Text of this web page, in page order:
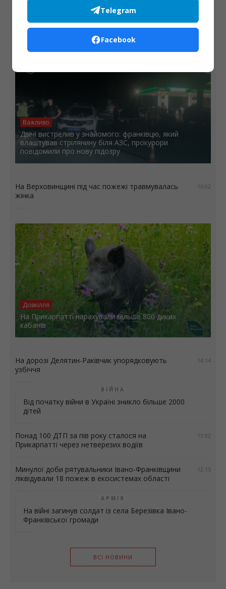
Пропав безвісти ще один військовослужбовець
із Делятинської громади
Важливо
Двічі вистрелив у знайомого: франківцю, який
влаштував стрілянину біля АЗС, прокурори
повідомили про нову підозру
16:02
На Верховинщині під час пожежі травмувалась
жінка
Довкілля
На Прикарпатті нарахували більше 800 диких
кабанів
14:14
На дорозі Делятин-Раківчик упорядковують
узбіччя
ВІЙНА
Від початку війни в Україні зникло більше 2000
дітей
13:02
Понад 100 ДТП за пів року сталося на
Прикарпатті через нетверезих водіїв
12:15
Минулої доби рятувальники Івано-Франківщини
ліквідували 18 пожеж в екосистемах області
АРМІЯ
На війні загинув солдат із села Березівка Івано-
Франківської громади
ВСІ НОВИНИ
Telegram
Facebook